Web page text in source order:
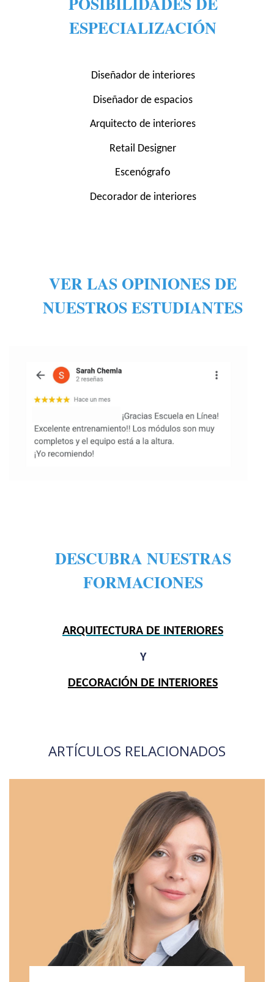
ESPECIALIZACIÓN
Diseñador de interiores
Diseñador de espacios
Arquitecto de interiores
Retail Designer
Escenógrafo
Decorador de interiores
VER LAS OPINIONES DE
NUESTROS ESTUDIANTES
DESCUBRA NUESTRAS
FORMACIONES
ARQUITECTURA DE INTERIORES
Y
DECORACIÓN DE INTERIORES
ARTÍCULOS RELACIONADOS